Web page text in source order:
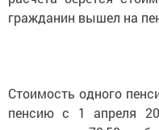
гражданин вышел на
Стоимость одного
пенсию с 1 апреля